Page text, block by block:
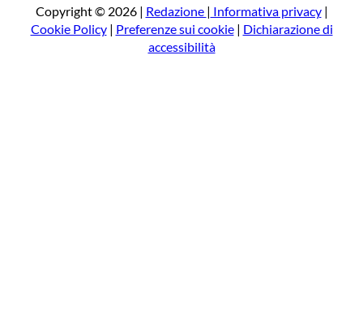
a
Copyright © 2026 | Redazione | Informativa privacy|
Cookie Policy| Preferenze sui cookie| Dichiarazione di
accessibilità